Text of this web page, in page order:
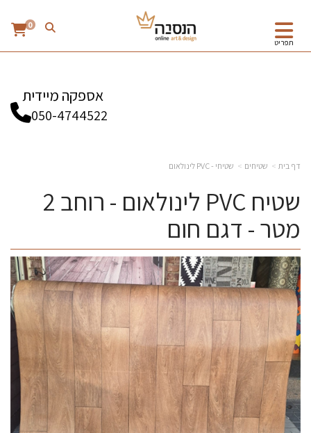
תפריט
0
אספקה מיידית
050-4744522
דף בית שטיחים שטיחי - PVC לינולאום
שטיח PVC לינולאום - רוחב 2
מטר - דגם חום